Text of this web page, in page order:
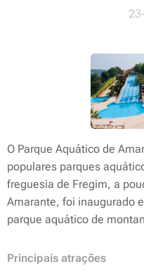
O Parque Aquático de
populares parques
freguesia de Fregim, a
Amarante, foi inaugurado
parque aquático de
Principais atrações